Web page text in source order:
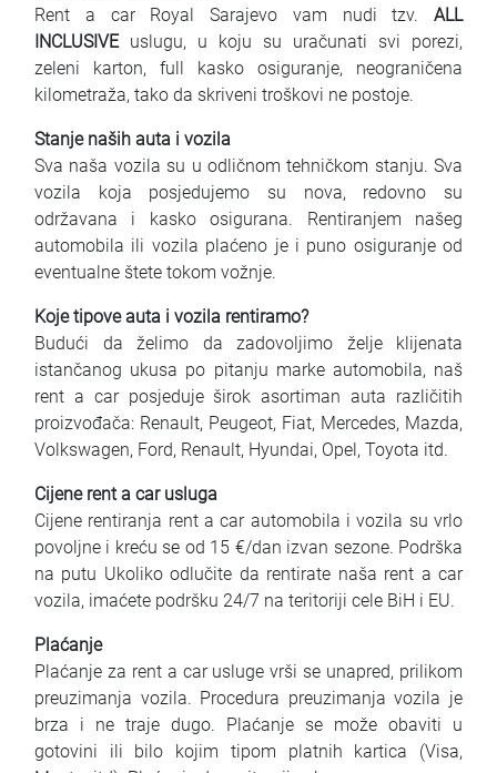
Rent a car Royal Sarajevo vam nudi tzv. ALL
INCLUSIVEuslugu, u koju su uračunati svi porezi,
zeleni karton, full kasko osiguranje, neograničena
kilometraža, tako da skriveni troškovi ne postoje.
Stanje naših auta i vozila
Sva naša vozila su u odličnom tehničkom stanju. Sva
vozila koja posjedujemo su nova, redovno su
održavana i kasko osigurana. Rentiranjem našeg
automobila ili vozila plaćeno je i puno osiguranje od
eventualne štete tokom vožnje.
Koje tipove auta i vozila rentiramo?
Budući da želimo da zadovoljimo želje klijenata
istančanog ukusa po pitanju marke automobila, naš
rent a car posjeduje širok asortiman auta različitih
proizvođača: Renault, Peugeot, Fiat, Mercedes, Mazda,
Volkswagen, Ford, Renault, Hyundai, Opel, Toyota itd.
Cijene rent a car usluga
Cijene rentiranja rent a car automobila i vozila su vrlo
povoljne i kreću se od 15 €/dan izvan sezone. Podrška
na putu Ukoliko odlučite da rentirate naša rent a car
vozila, imaćete podršku 24/7 na teritoriji cele BiH i EU.
Plaćanje
Plaćanje za rent a car usluge vrši se unapred, prilikom
preuzimanja vozila. Procedura preuzimanja vozila je
brza i ne traje dugo. Plaćanje se može obaviti u
gotovini ili bilo kojim tipom platnih kartica (Visa,